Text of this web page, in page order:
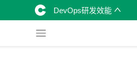
DevOps研发效能